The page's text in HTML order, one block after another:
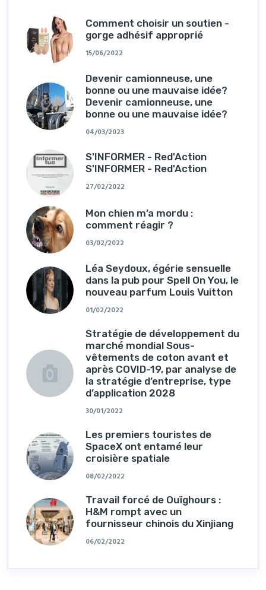
Comment choisir un soutien -
gorge adhésif approprié
15/06/2022
Devenir camionneuse, une
bonne ou une mauvaise idée?
Devenir camionneuse, une
bonne ou une mauvaise idée?
04/03/2023
S'INFORMER - Red'Action
S'INFORMER - Red'Action
27/02/2022
Mon chien m’a mordu :
comment réagir ?
03/02/2022
Léa Seydoux, égérie sensuelle
dans la pub pour Spell On You, le
nouveau parfum Louis Vuitton
01/02/2022
Stratégie de développement du
marché mondial Sous-
vêtements de coton avant et
après COVID-19, par analyse de
la stratégie d’entreprise, type
d’application 2028
30/01/2022
Les premiers touristes de
SpaceX ont entamé leur
croisière spatiale
08/02/2022
Travail forcé de Ouïghours :
H&M rompt avec un
fournisseur chinois du Xinjiang
06/02/2022